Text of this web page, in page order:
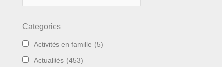
Categories
Activités en famille (5)
Actualités (453)